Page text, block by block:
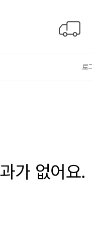
로
가 없어요.